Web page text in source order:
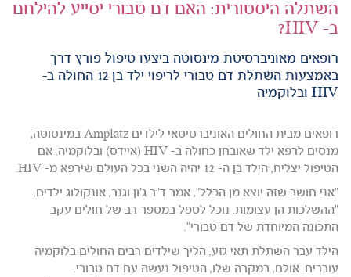
השתלה היסטורית: האם דם טבורי יסייע להילחם
ב- HIV?
רופאים מאוניברסיטת מינסוטה ביצעו טיפול פורץ דרך
באמצעות השתלת דם טבורי לריפוי ילד בן 12 החולה ב-
HIV ובלוקמיה
רופאים מבית החולים האוניברסיטאי לילדים Amplatz במינסוטה,
מנסים לרפא ילד שאובחן כחולה ב- HIV (איידס) ובלוקמיה. אם
הטיפול יצליח, הילד בן ה- 12 יהיה השני בכל העולם שירפא מ- HIV.
"אני חושב שזה יוצא מן הכלל", אמר ד"ר ג'ון וגנר, אונקולוג ילדים.
"ההשלכות הן עצומות. נוכל לטפל במספר רב של חולים עקב
התכונה המיוחדת של דם טבורי".
הילד עבר השתלת תאי גזע, הליך שילדים רבים החולים בלוקמיה
עוברים. אולם, במקרה שלו, הטיפול נעשה עם דם טבורי.